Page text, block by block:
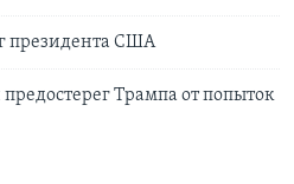
президента США
Трампа от попыток